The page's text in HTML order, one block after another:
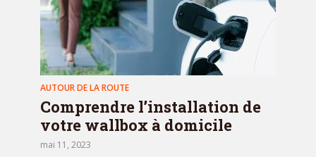
AUTOUR DE LA ROUTE
Comprendre l’installation de
votre wallbox à domicile
mai 11, 2023